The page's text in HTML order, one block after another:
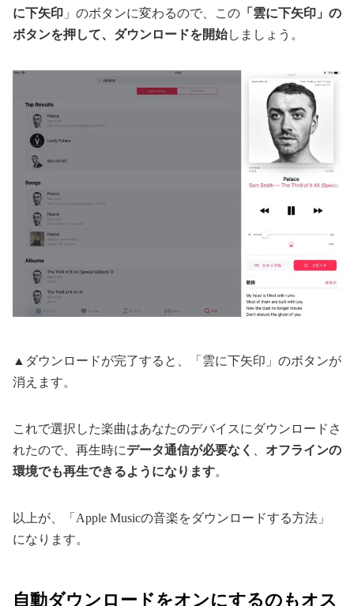
に下矢印 」のボタンに変わるので、この 「雲に下矢印」の
ボタンを押して、ダウンロードを開始しましょう。
▲ダウンロードが完了すると、「雲に下矢印」のボタンが
消えます。
これで選択した楽曲はあなたのデバイスにダウンロードさ
れたので、再生時にデータ通信が必要なく
オフラインの
環境でも再生できるようになります。
以上が、「Apple Musicの音楽をダウンロードする方法」
になります。
自動ダウンロードをオンにするのもオス